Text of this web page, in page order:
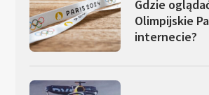
Gdzie
Olimpijskie
internecie?